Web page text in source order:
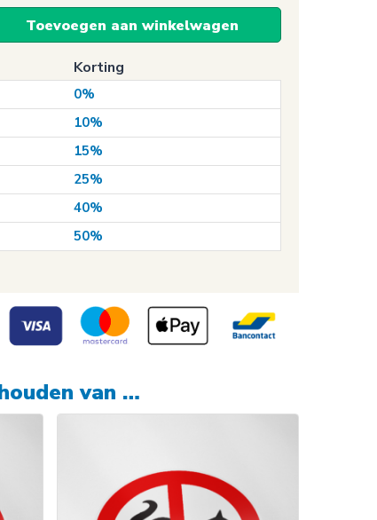
Toevoegen aan winkelwagen
Korting
0%
10%
15%
25%
40%
50%
van …